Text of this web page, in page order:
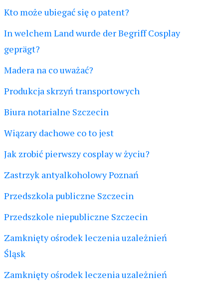
Kto może ubiegać się o patent?
In welchem Land wurde der Begriff Cosplay
geprägt?
Madera na co uważać?
Produkcja skrzyń transportowych
Biura notarialne Szczecin
Wiązary dachowe co to jest
Jak zrobić pierwszy cosplay w życiu?
Zastrzyk antyalkoholowy Poznań
Przedszkola publiczne Szczecin
Przedszkole niepubliczne Szczecin
Zamknięty ośrodek leczenia uzależnień
Śląsk
Zamknięty ośrodek leczenia uzależnień